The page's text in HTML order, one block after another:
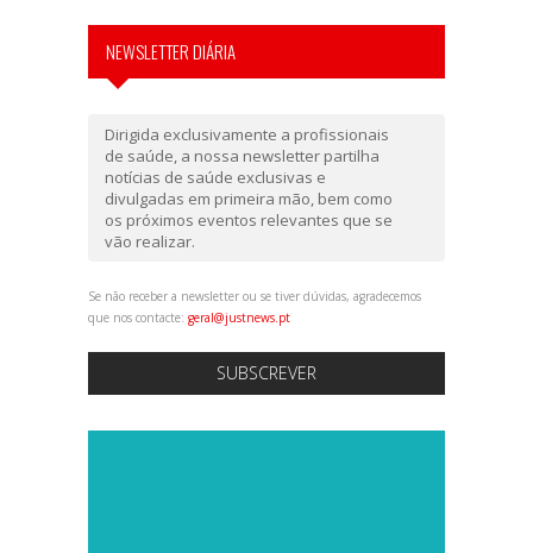
NEWSLETTER DIÁRIA
Dirigida exclusivamente a profissionais
de saúde, a nossa newsletter partilha
notícias de saúde exclusivas e
divulgadas em primeira mão, bem como
os próximos eventos relevantes que se
vão realizar.
Se não receber a newsletter ou se tiver dúvidas, agradecemos
que nos contacte: geral@justnews.pt
SUBSCREVER